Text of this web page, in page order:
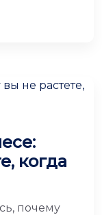
когда
почему